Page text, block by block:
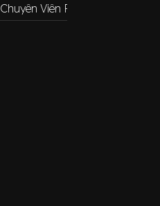
Chuyên Viên Phục Hồi Và Thi